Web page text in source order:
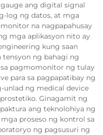
ang digital signal
log ng datos, at mga
na nagpapahusay
mga aplikasyon nito ay
kung saan
tensyon ng bahagi ng
pagmomonitor ng tulay
para sa pagpapatibay ng
unlad ng medical device
Ginagamit ng
ang teknolohiya ng
proseso ng kontrol sa
ng pagsusuri ng